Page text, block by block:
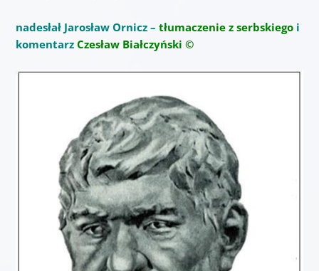
nadesłał Jarosław Ornicz – tłumaczenie z serbskiego i
komentarz Czesław Białczyński ©